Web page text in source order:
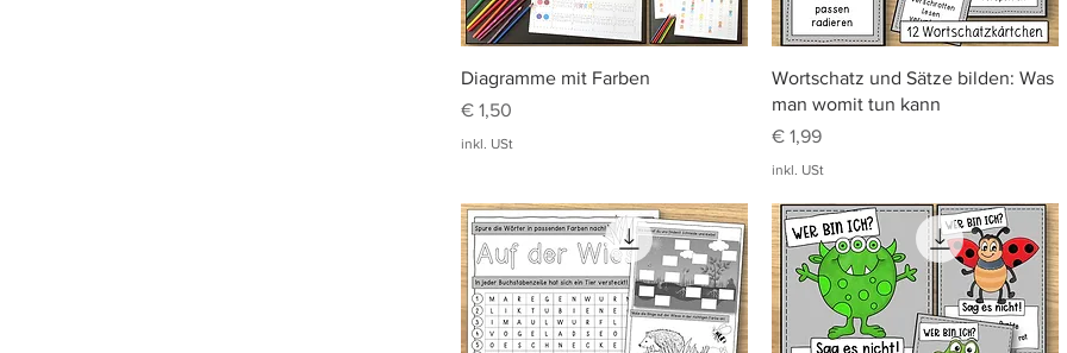
Schnellansicht
Diagramme mit Farben
Preis
€ 1,50
inkl. USt
Schnellansicht
Wortschatz und Sätze bilden: Was
man womit tun kann
Preis
€ 1,99
inkl. USt